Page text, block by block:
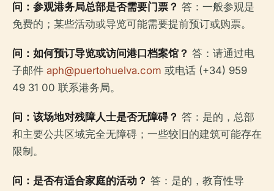
问：参观港务局总部是否需要门票？ 答：一般参观是
免费的；某些活动或导览可能需要提前预订或购票。
问：如何预订导览或访问港口档案馆？ 答：请通过电
子邮件 aph@puertohuelva.com 或电话 (+34) 959
49 31 00 联系港务局。
问：该场地对残障人士是否无障碍？ 答：是的，总部
和主要公共区域完全无障碍；一些较旧的建筑可能存在
限制。
问：是否有适合家庭的活动？ 答：是的，教育性导